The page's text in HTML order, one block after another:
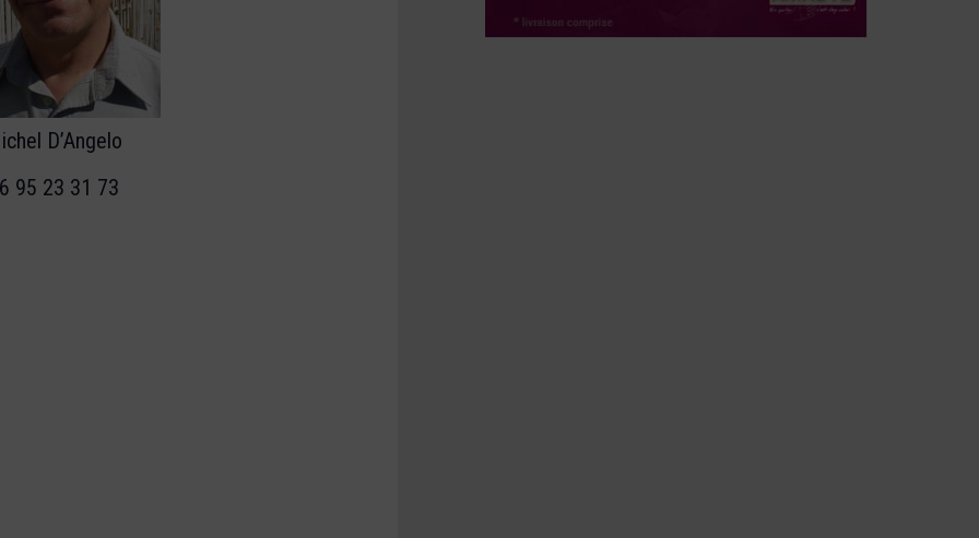
D’Angelo
95 23 31 73